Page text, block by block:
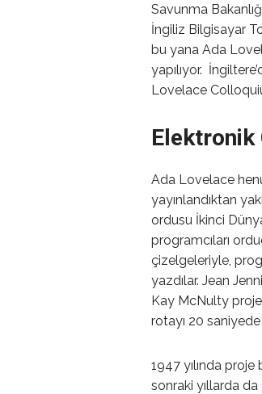
Savunma
İngiliz Bilgisayar
bu yana Ada
yapılıyor.
Lovelace
Elektronik
Ada Lovelace
yayınlandıktan
ordusu İkinci
programcıları
çizelgeleriyle,
yazdılar. Jean
Kay McNulty
rotayı 20
1947 yılında proje
sonraki yıllarda